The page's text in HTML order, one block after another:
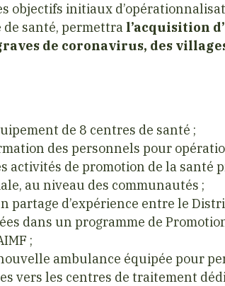
objectifs initiaux
de santé, permettra l’acquisition
de coronavirus, des
de 8 centres de santé ;
des personnels pour
activités de promotion de la santé
au niveau des communautés ;
partage d’expérience entre le
dans un programme de
;
ambulance équipée pour
vers les centres de traitement